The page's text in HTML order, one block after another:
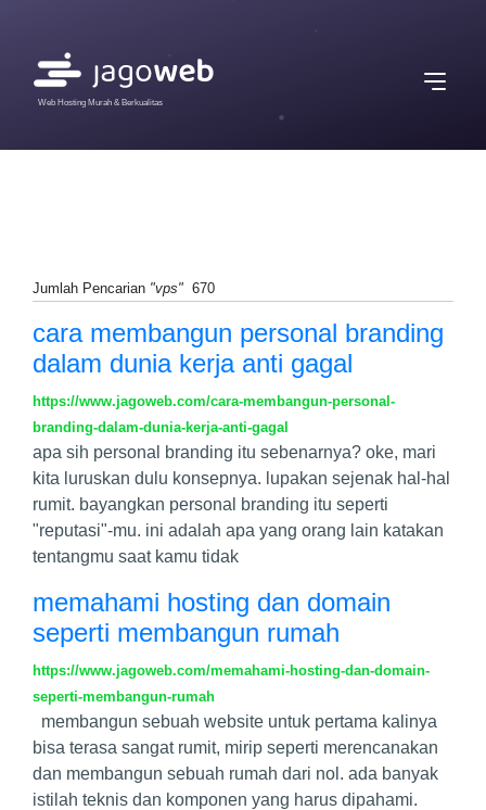
Web Hosting Murah & Berkualitas
Jumlah Pencarian "vps" 670
cara membangun personal branding
dalam dunia kerja anti gagal
https://www.jagoweb.com/cara-membangun-personal-
branding-dalam-dunia-kerja-anti-gagal
apa sih personal branding itu sebenarnya? oke, mari
kita luruskan dulu konsepnya. lupakan sejenak hal-hal
rumit. bayangkan personal branding itu seperti
"reputasi"-mu. ini adalah apa yang orang lain katakan
tentangmu saat kamu tidak
memahami hosting dan domain
seperti membangun rumah
https://www.jagoweb.com/memahami-hosting-dan-domain-
seperti-membangun-rumah
membangun sebuah website untuk pertama kalinya
bisa terasa sangat rumit, mirip seperti merencanakan
dan membangun sebuah rumah dari nol. ada banyak
istilah teknis dan komponen yang harus dipahami.